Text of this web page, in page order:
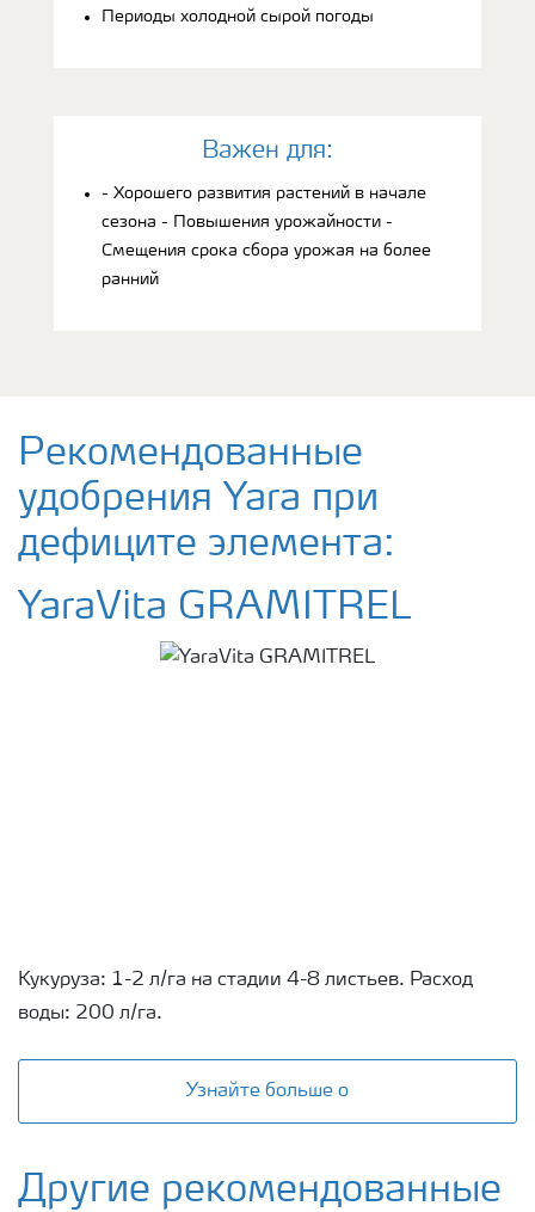
Периоды холодной сырой погоды
Bажен для:
- Хорошего развития растений в начале
сезона - Повышения урожайности -
Смещения срока сбора урожая на более
ранний
Рекомендованные
удобрения Yara при
дефиците элемента:
YaraVita GRAMITREL
Кукуруза: 1-2 л/га на стадии 4-8 листьев. Расход
воды: 200 л/га.
Узнайте больше о
Другие рекомендованные